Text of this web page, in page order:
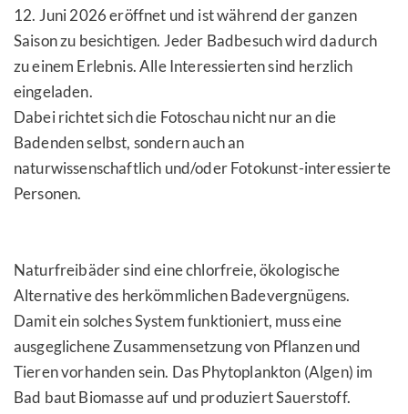
12. Juni 2026 eröffnet und ist während der ganzen
Saison zu besichtigen. Jeder Badbesuch wird dadurch
zu einem Erlebnis. Alle Interessierten sind herzlich
eingeladen.
Dabei richtet sich die Fotoschau nicht nur an die
Badenden selbst, sondern auch an
naturwissenschaftlich und/oder Fotokunst-interessierte
Personen.
Naturfreibäder sind eine chlorfreie, ökologische
Alternative des herkömmlichen Badevergnügens.
Damit ein solches System funktioniert, muss eine
ausgeglichene Zusammensetzung von Pflanzen und
Tieren vorhanden sein. Das Phytoplankton (Algen) im
Bad baut Biomasse auf und produziert Sauerstoff.